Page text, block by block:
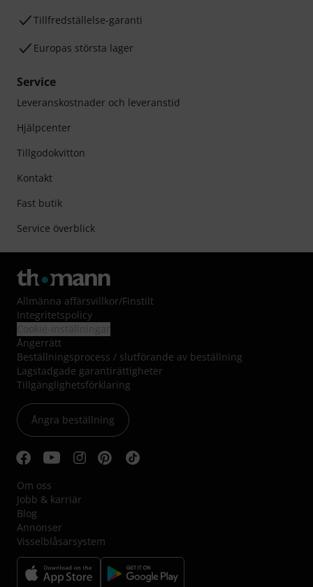
Tillfredställelse-garanti
Europas största lager
Service
Leveranskostnader och leveranstid
Hjälpcenter
Tillgodokvitton
Kontakt
Fast butik
Service överblick
Allmänna affärsvillkor/Finstilt
Integritetspolicy
Ångerrätt
Beställningsprocess / slutförande av beställning
Lagstadgade garantirättigheter
Tillgänglighetsförklaring
Ångra beställning
Om oss
Jobb & karriär
Blog
Annonser
Visselblåsarsystem